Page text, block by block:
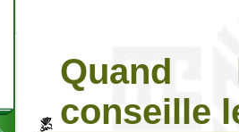
Quand
conseille